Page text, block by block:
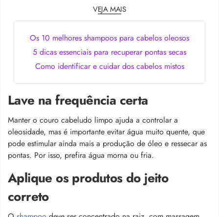
VEJA MAIS
Os 10 melhores shampoos para cabelos oleosos
5 dicas essenciais para recuperar pontas secas
Como identificar e cuidar dos cabelos mistos
Lave na frequência certa
Manter o couro cabeludo limpo ajuda a controlar a
oleosidade, mas é importante evitar água muito quente, que
pode estimular ainda mais a produção de óleo e ressecar as
pontas. Por isso, prefira água morna ou fria.
Aplique os produtos do jeito
correto